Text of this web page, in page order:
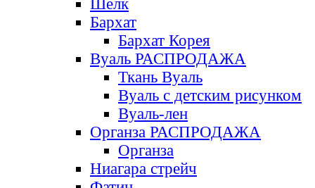
Шелк
Бархат
Бархат Корея
Вуаль РАСПРОДАЖА
Ткань Вуаль
Вуаль с детским рисунком
Вуаль-лен
Органза РАСПРОДАЖА
Органза
Ниагара стрейч